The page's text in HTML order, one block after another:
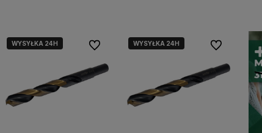
WYSYŁKA 24H Do ulubionychWYSYŁKA 24H Do ulubionych